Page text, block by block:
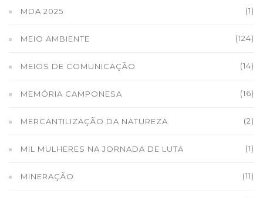
MDA 2025 (1)
MEIO AMBIENTE (124)
MEIOS DE COMUNICAÇÃO (14)
MEMÓRIA CAMPONESA (16)
MERCANTILIZAÇÃO DA NATUREZA (2)
MIL MULHERES NA JORNADA DE LUTA (1)
MINERAÇÃO (11)